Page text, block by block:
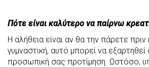
Πότε είναι καλύτερο να παίρνω
Η αλήθεια είναι αν θα την πάρετε πριν
γυμναστική, αυτό μπορεί να
προσωπική σας προτίμηση. Ωστόσο,